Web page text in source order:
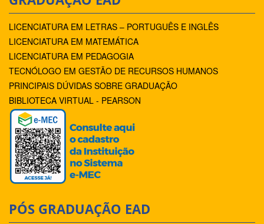
LICENCIATURA EM LETRAS – PORTUGUÊS E INGLÊS
LICENCIATURA EM MATEMÁTICA
LICENCIATURA EM PEDAGOGIA
TECNÓLOGO EM GESTÃO DE RECURSOS HUMANOS
PRINCIPAIS DÚVIDAS SOBRE GRADUAÇÃO
BIBLIOTECA VIRTUAL - PEARSON
PÓS GRADUAÇÃO EAD